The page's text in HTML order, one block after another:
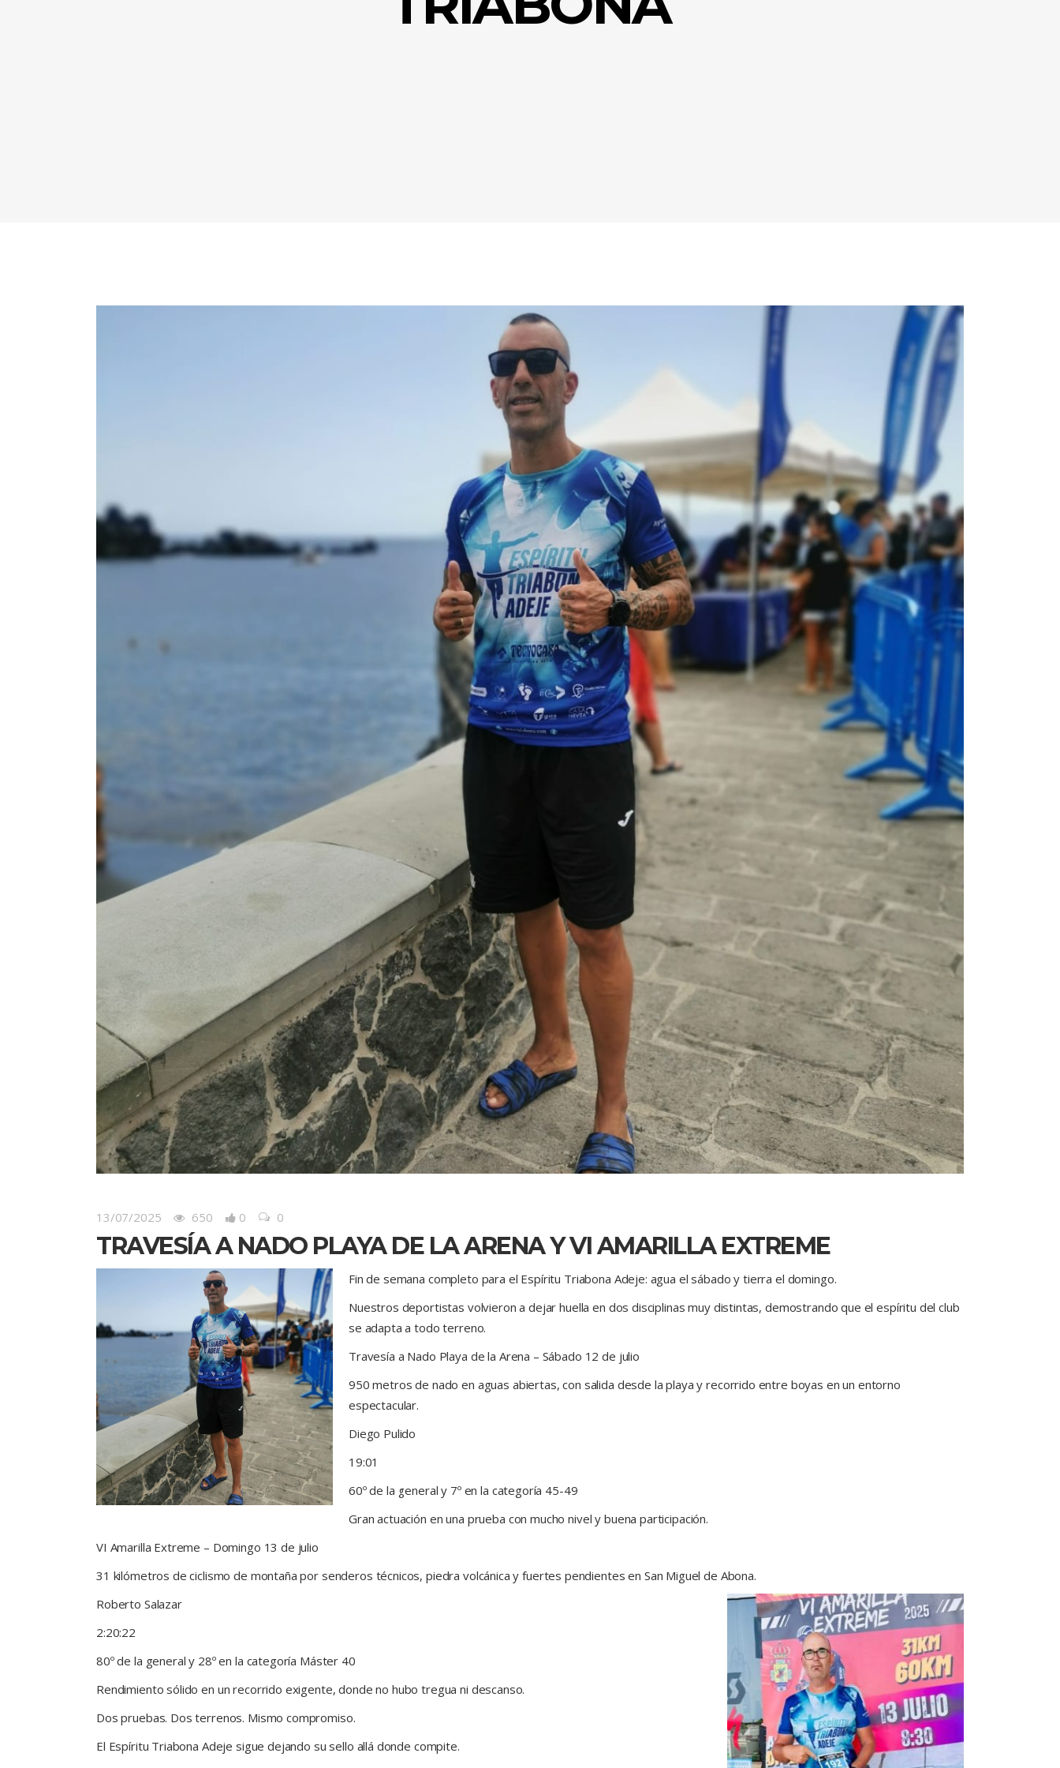
13/07/2025 650 0 0
TRAVESÍA A NADO PLAYA DE LA ARENA Y VI AMARILLA EXTREME
Fin de semana completo para el Espíritu Triabona Adeje: agua el sábado y tierra el domingo.
Nuestros deportistas volvieron a dejar huella en dos disciplinas muy distintas, demostrando que el espíritu del club
se adapta a todo terreno.
Travesía a Nado Playa de la Arena – Sábado 12 de julio
950 metros de nado en aguas abiertas, con salida desde la playa y recorrido entre boyas en un entorno
espectacular.
Diego Pulido
19:01
60º de la general y 7º en la categoría 45-49
Gran actuación en una prueba con mucho nivel y buena participación.
VI Amarilla Extreme – Domingo 13 de julio
31 kilómetros de ciclismo de montaña por senderos técnicos, piedra volcánica y fuertes pendientes en San Miguel de Abona.
Roberto Salazar
2:20:22
80º de la general y 28º en la categoría Máster 40
Rendimiento sólido en un recorrido exigente, donde no hubo tregua ni descanso.
Dos pruebas. Dos terrenos. Mismo compromiso.
El Espíritu Triabona Adeje sigue dejando su sello allá donde compite.